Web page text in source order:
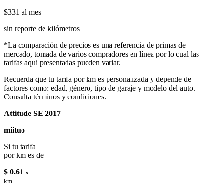
$331 al mes
sin reporte de kilómetros
*La comparación de precios es una referencia de primas de
mercado, tomada de varios compradores en línea por lo cual las
tarifas aqui presentadas pueden variar.
Recuerda que tu tarifa por km es personalizada y depende de
factores como: edad, género, tipo de garaje y modelo del auto.
Consulta términos y condiciones.
Attitude SE 2017
miituo
Si tu tarifa
por km es de
$ 0.61 x
km